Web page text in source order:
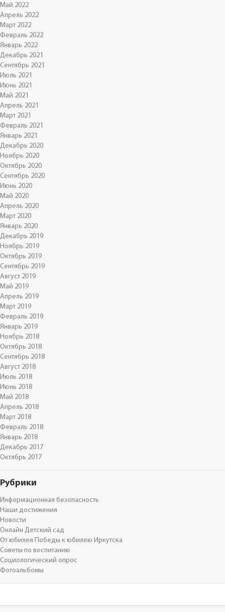
Май 2022
Апрель 2022
Март 2022
Февраль 2022
Январь 2022
Декабрь 2021
Сентябрь 2021
Июль 2021
Июнь 2021
Май 2021
Апрель 2021
Март 2021
Февраль 2021
Январь 2021
Декабрь 2020
Ноябрь 2020
Октябрь 2020
Сентябрь 2020
Июнь 2020
Май 2020
Апрель 2020
Март 2020
Январь 2020
Декабрь 2019
Ноябрь 2019
Октябрь 2019
Сентябрь 2019
Август 2019
Май 2019
Апрель 2019
Март 2019
Февраль 2019
Январь 2019
Ноябрь 2018
Октябрь 2018
Сентябрь 2018
Август 2018
Июль 2018
Июнь 2018
Май 2018
Апрель 2018
Март 2018
Февраль 2018
Январь 2018
Декабрь 2017
Октябрь 2017
Рубрики
Информационная безопасность
Наши достижения
Новости
Онлайн Детский сад
От юбилея Победы к юбилею Иркутска
Советы по воспитанию
Социологический опрос
Фотоальбомы